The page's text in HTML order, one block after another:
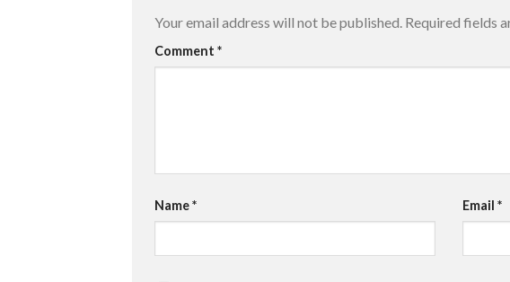
Your email address will not be published. Required fields
Comment *
Name* Email*